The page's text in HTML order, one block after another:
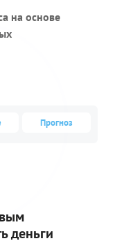
на основе
Прогноз
деньги